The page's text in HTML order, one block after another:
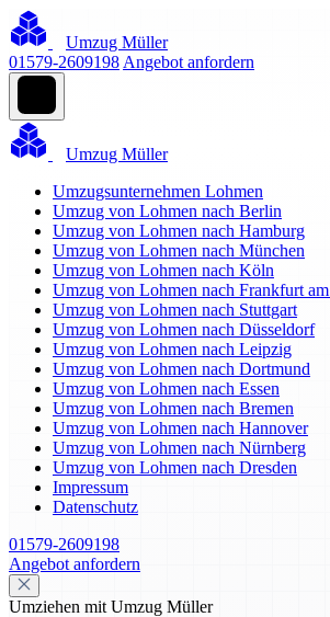
Umzug Müller
01579-2609198 Angebot anfordern
Umzug Müller
Umzugsunternehmen Lohmen
Umzug von Lohmen nach Berlin
Umzug von Lohmen nach Hamburg
Umzug von Lohmen nach München
Umzug von Lohmen nach Köln
Umzug von Lohmen nach Frankfurt
Umzug von Lohmen nach Stuttgart
Umzug von Lohmen nach Düsseldorf
Umzug von Lohmen nach Leipzig
Umzug von Lohmen nach Dortmund
Umzug von Lohmen nach Essen
Umzug von Lohmen nach Bremen
Umzug von Lohmen nach Hannover
Umzug von Lohmen nach Nürnberg
Umzug von Lohmen nach Dresden
Impressum
Datenschutz
01579-2609198
Angebot anfordern
Umziehen mit Umzug Müller